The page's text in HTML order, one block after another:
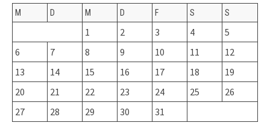
M D M D F S S
1 2 3 4
5
6
7 8 9 10 11
12
13
14 15 16 17 18
19
20
21 22 23 24 25
26
27
28 29 30 31